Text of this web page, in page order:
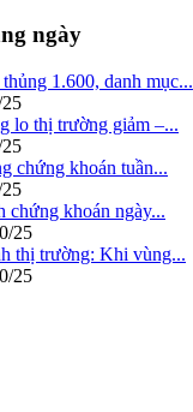
ngày
1.600, danh mục...
lo thị trường giảm –...
chứng khoán tuần...
chứng khoán ngày...
25
thị trường: Khi vùng...
25